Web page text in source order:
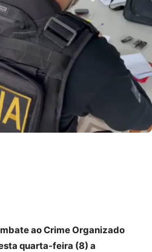
ao Crime Organizado
quarta-feira (8) a